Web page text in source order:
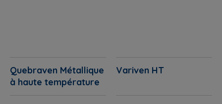
Quebraven Métallique
à haute température
Variven HT